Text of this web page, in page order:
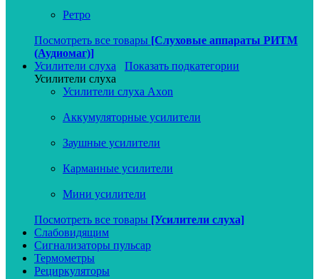
Ретро
Посмотреть все товары [Слуховые аппараты РИТМ
(Аудиомаг)]
Усилители слуха
Показать подкатегории
Усилители слуха
Усилители слуха Axon
Аккумуляторные усилители
Заушные усилители
Карманные усилители
Мини усилители
Посмотреть все товары [Усилители слуха]
Слабовидящим
Сигнализаторы пульсар
Термометры
Рециркуляторы